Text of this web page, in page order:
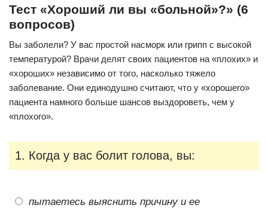
Тест «Хороший ли вы «больной»?» (6
вопросов)
Вы заболели? У вас простой насморк или грипп с высокой
температурой? Врачи делят своих пациентов на «плохих» и
«хороших» независимо от того, насколько тяжело
заболевание. Они единодушно считают, что у «хорошего»
пациента намного больше шансов выздороветь, чем у
«плохого».
1. Когда у вас болит голова, вы:
пытаетесь выяснить причину и ее